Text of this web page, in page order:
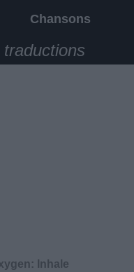
Chansons
Inhale